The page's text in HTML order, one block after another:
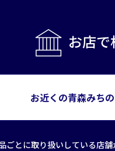
お店で
お近くの青森みち
ごとに取り扱いしている店舗